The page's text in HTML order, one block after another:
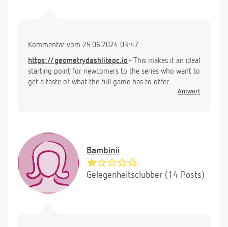
Kommentar vom 25.06.2024 03:47
https://geometrydashlitepc.io - This makes it an ideal
starting point for newcomers to the series who want to
get a taste of what the full game has to offer.
Antwort
Bambinii
Gelegenheitsclubber (14 Posts)